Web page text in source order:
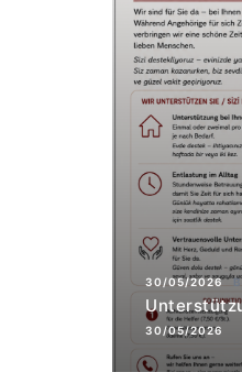
30/05/2026
30/05/2026